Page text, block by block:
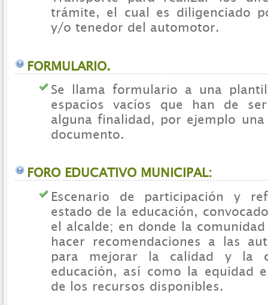
trámite, el cual es diligenciado
y/o tenedor del automotor.
FORMULARIO.
Se llama formulario a una
espacios vacíos que han de
alguna finalidad, por ejemplo una
documento.
FORO EDUCATIVO MUNICIPAL:
Escenario de participación y
estado de la educación,
el alcalde; en donde la
hacer recomendaciones a las
para mejorar la calidad y la
educación, así como la equidad
de los recursos disponibles.